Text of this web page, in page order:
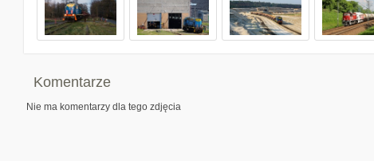
Komentarze
Nie ma komentarzy dla tego zdjęcia